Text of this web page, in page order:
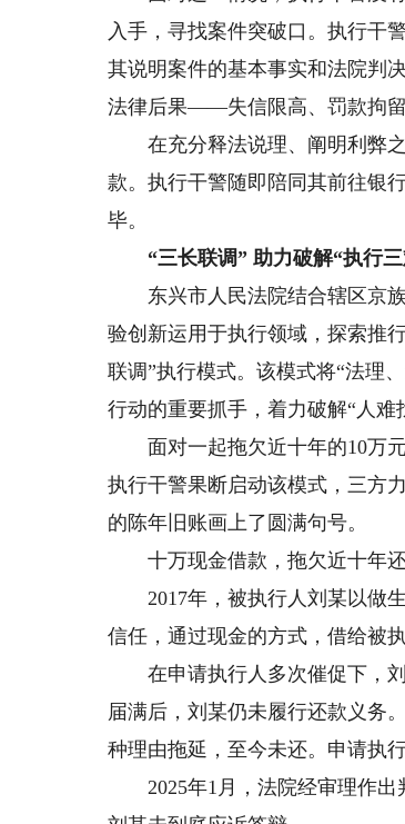
入手，寻找案件突破口。执行干
其说明案件的基本事实和法院判
法律后果——失信限高、罚款拘留
在充分释法说理、阐明利弊之
款。执行干警随即陪同其前往银
毕。
“三长联调” 助力破解“执行三
东兴市人民法院结合辖区京族
验创新运用于执行领域，探索推
联调”执行模式。该模式将“法理
行动的重要抓手，着力破解“人难
面对一起拖欠近十年的10万元
执行干警果断启动该模式，三方
的陈年旧账画上了圆满句号。
十万现金借款，拖欠近十年还
2017年，被执行人刘某以做生
信任，通过现金的方式，借给被
在申请执行人多次催促下，刘
届满后，刘某仍未履行还款义务
种理由拖延，至今未还。申请执
2025年1月，法院经审理作出